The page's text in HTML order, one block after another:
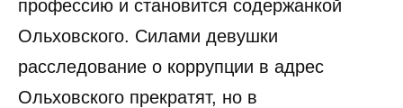
профессию и становится содержанкой
Ольховского. Силами девушки
расследование о коррупции в адрес
Ольховского прекратят, но в